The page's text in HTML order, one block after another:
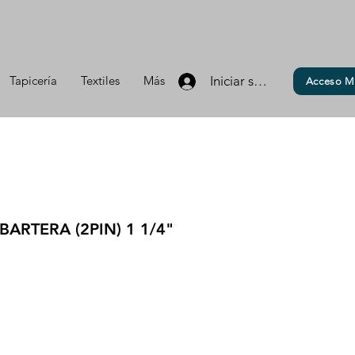
Tapicería Textiles Más Iniciar sesión Acceso
(2PIN) 1 1/4"